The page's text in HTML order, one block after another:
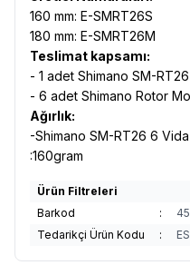
160 mm: E-SMRT26S
180 mm: E-SMRT26M
Teslimat kapsamı:
- 1 adet Shimano SM-
- 6 adet Shimano Rotor
Ağırlık:
-Shimano SM-RT26 6
:160gram
Ürün Filtreleri
Barkod
:
Tedarikçi Ürün Kodu
: